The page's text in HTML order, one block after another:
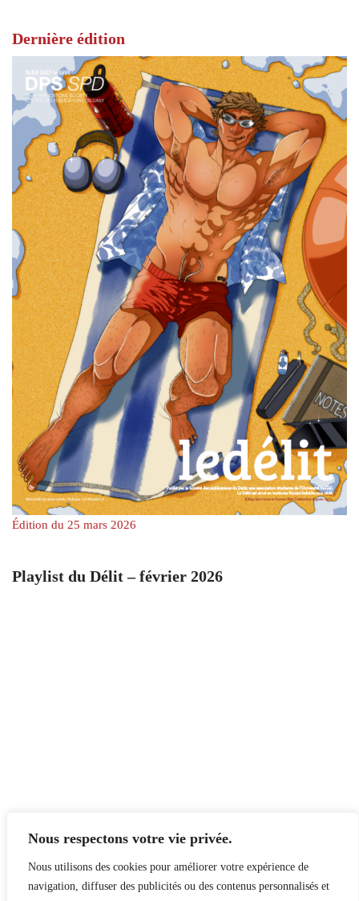
Nous respectons votre vie privée.
Nous utilisons des cookies pour améliorer votre expérience de
navigation, diffuser des publicités ou des contenus personnalisés et
Dernière édition
Édition du 25 mars 2026
Playlist du Délit – février 2026